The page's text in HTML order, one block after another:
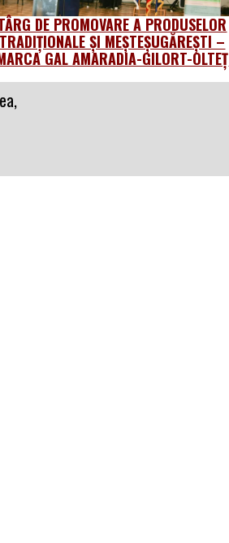
DE PROMOVARE A PRODUSELOR
TRADIȚIONALE ȘI MEȘTEȘUGĂREȘTI –
GAL AMARADIA-GILORT-OLTEȚ